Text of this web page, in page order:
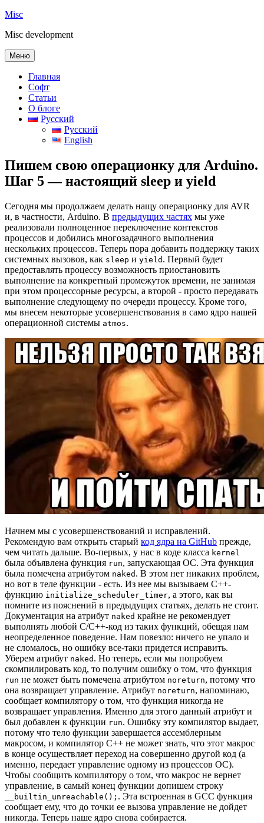
Перейти
содержимому
Misc
Misc development
Меню
Главная
Софт
Статьи
О блоге
Русский
Русский
English
Пишем свою операционку для Arduino.
Шаг 5 — настоящий sleep и yield
Сегодня мы продолжаем делать нащу операционку для AVR
и, в частности, Arduino. В предыдущих частях мы уже
реализовали полноценное переключение контекстов
процессов и добились многозадачного выполнения
нескольких процессов. Теперь пора добавить поддержку таких
системных вызовов, как sleep и yield . Первый будет
предоставлять процессу возможность приостановить
выполнение на конкретный промежуток времени, не занимая
при этом процессорные ресурсы, а второй - просто передавать
выполнение следующему по очереди процессу. Кроме того,
мы внесем некоторые усовершенствования в само ядро нашей
операционной системы atmos.
Начнем мы с усовершенствований и исправлений.
Рекомендую вам открыть старый код ядра на GitHub прежде,
чем читать дальше. Во-первых, у нас в коде класса kernel
была объявлена функция run, запускающая ОС. Эта функция
была помечена атрибутом naked . В этом нет никаких проблем,
но вот в теле функции - есть. Из нее мы вызываем C++-
функцию initialize_scheduler_timer, а этого, как вы
помните из пояснений в предыдущих статьях, делать не стоит.
Документация на атрибут naked крайне не рекомендует
выполнять любой C/C++-код из таких функций, обещая нам
неопределенное поведение. Нам повезло: ничего не упало и
не сломалось, но ошибку все-таки придется исправить.
Уберем атрибут naked . Но теперь, если мы попробуем
скомпилировать код, то получим ошибку о том, что функция
run не может быть помечена атрибутом noreturn, потому что
она возвращает управление. Атрибут noreturn, напоминаю,
сообщает компилятору о том, что функция никогда не
возвращает управления. Именно для этого данный атрибут и
был добавлен к функции run. Ошибку эту компилятор выдает,
потому что тело функции завершается ассемблерным
макросом, и компилятор C++ не может знать, что этот макрос
в конце осуществляет переход на совершенно другой код (а
именно, передает управление одному из процессов ОС).
Чтобы сообщить компилятору о том, что макрос не вернет
управление, в самый конец функции допишем строку
__builtin_unreachable(); . Эта встроенная в GCC функция
сообщает ему, что до точки ее вызова управление не дойдет
никогда. Теперь наше ядро снова собирается.